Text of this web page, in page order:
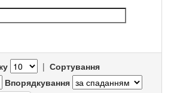
| Сортування
Впорядкування